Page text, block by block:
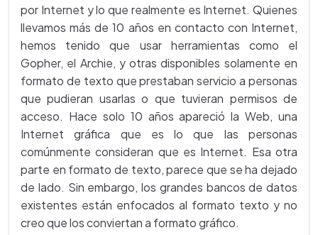
por Internet y lo que realmente es Internet. Quienes
llevamos más de 10 años en contacto con Internet,
hemos tenido que usar herramientas como el
Gopher, el Archie, y otras disponibles solamente en
formato de texto que prestaban servicio a personas
que pudieran usarlas o que tuvieran permisos de
acceso. Hace solo 10 años apareció la Web, una
Internet gráfica que es lo que las personas
comúnmente consideran que es Internet. Esa otra
parte en formato de texto, parece que se ha dejado
de lado. Sin embargo, los grandes bancos de datos
existentes están enfocados al formato texto y no
creo que los conviertan a formato gráfico.